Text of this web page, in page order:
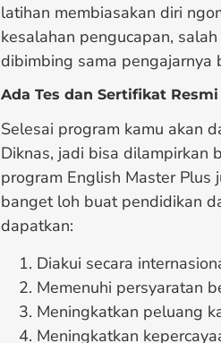
latihan membiasakan diri
kesalahan pengucapan,
dibimbing sama pengajarnya
Ada Tes dan Sertifikat
Selesai program kamu akan
Diknas, jadi bisa dilampirkan
program English Master Plus
banget loh buat pendidikan
dapatkan:
Diakui secara
Memenuhi persyaratan
Meningkatkan peluang
Meningkatkan